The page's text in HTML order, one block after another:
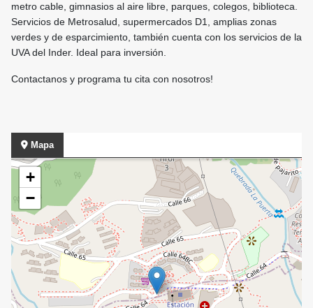
metro cable, gimnasios al aire libre, parques, colegos, biblioteca.
Servicios de Metrosalud, supermercados D1, amplias zonas
verdes y de esparcimiento, también cuenta con los servicios de la
UVA del Inder. Ideal para inversión.
Contactanos y programa tu cita con nosotros!
Mapa
+
−